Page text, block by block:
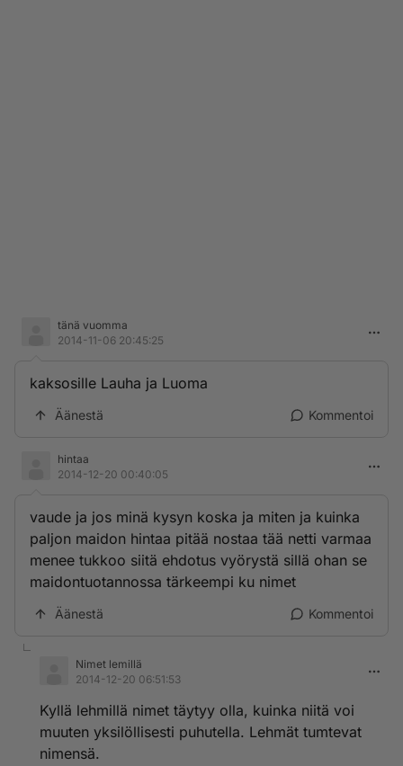
tänä vuomma
2014-11-06 20:45:25
kaksosille Lauha ja Luoma
Äänestä Kommentoi
hintaa
2014-12-20 00:40:05
vaude ja jos minä kysyn koska ja miten ja kuinka
paljon maidon hintaa pitää nostaa tää netti varmaa
menee tukkoo siitä ehdotus vyörystä sillä ohan se
maidontuotannossa tärkeempi ku nimet
Äänestä Kommentoi
Nimet lemillä
2014-12-20 06:51:53
Kyllä lehmillä nimet täytyy olla, kuinka niitä voi
muuten yksilöllisesti puhutella. Lehmät tumtevat
nimensä.